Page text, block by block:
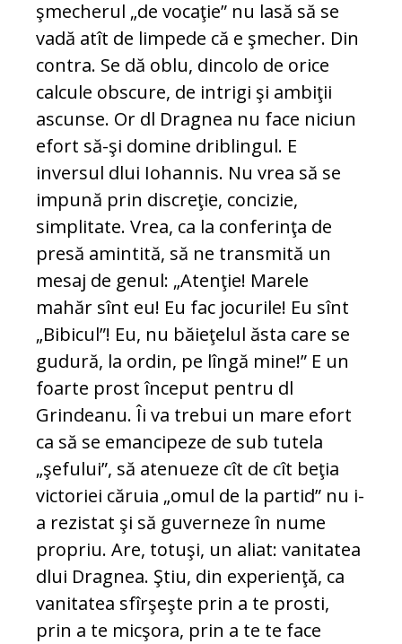
şmecherul „de vocaţie” nu lasă să se
vadă atît de limpede că e şmecher. Din
contra. Se dă oblu, dincolo de orice
calcule obscure, de intrigi şi ambiţii
ascunse. Or dl Dragnea nu face niciun
efort să-şi domine driblingul. E
inversul dlui Iohannis. Nu vrea să se
impună prin discreţie, concizie,
simplitate. Vrea, ca la conferinţa de
presă amintită, să ne transmită un
mesaj de genul: „Atenţie! Marele
mahăr sînt eu! Eu fac jocurile! Eu sînt
„Bibicul”! Eu, nu băieţelul ăsta care se
gudură, la ordin, pe lîngă mine!” E un
foarte prost început pentru dl
Grindeanu. Îi va trebui un mare efort
ca să se emancipeze de sub tutela
„şefului”, să atenueze cît de cît beţia
victoriei căruia „omul de la partid” nu i-
a rezistat şi să guverneze în nume
propriu. Are, totuşi, un aliat: vanitatea
dlui Dragnea. Ştiu, din experienţă, ca
vanitatea sfîrşeşte prin a te prosti,
prin a te micşora, prin a te te face